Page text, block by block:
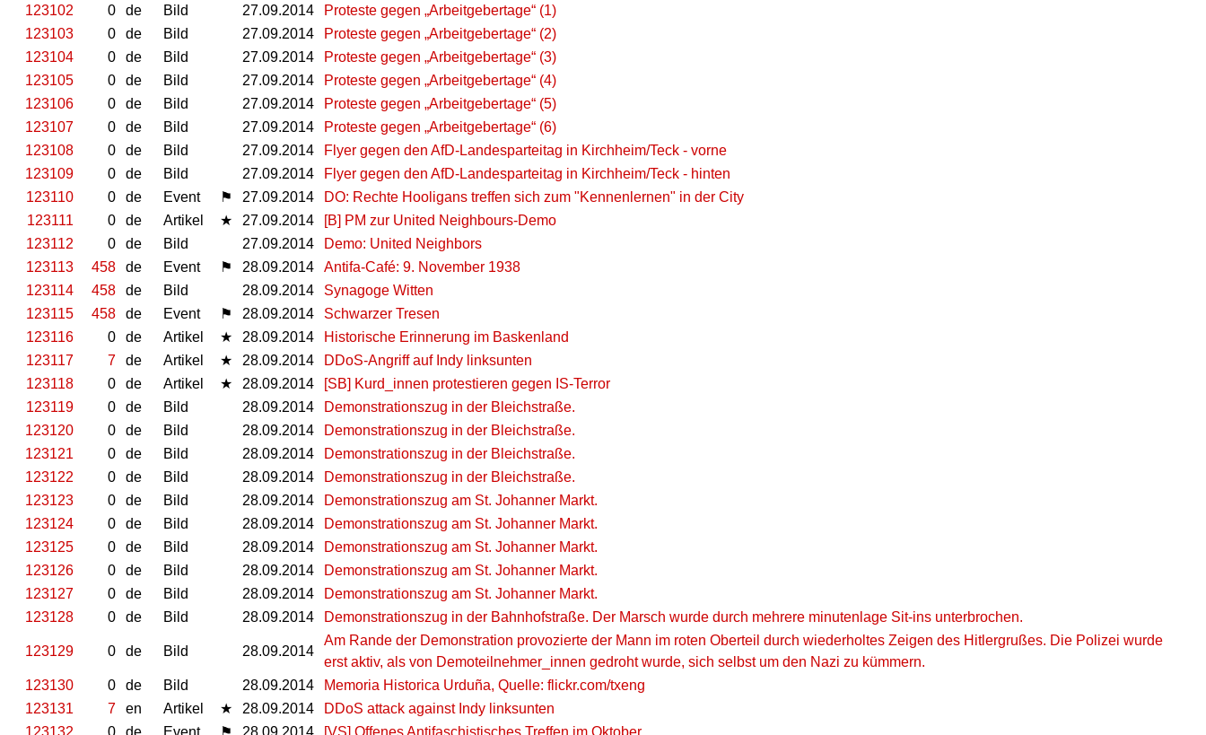
123102
0 de Bild 27.09.2014
Proteste gegen „Arbeitgebertage“ (1)
123103
0 de Bild 27.09.2014
Proteste gegen „Arbeitgebertage“ (2)
123104
0 de Bild 27.09.2014
Proteste gegen „Arbeitgebertage“ (3)
123105
0 de Bild 27.09.2014
Proteste gegen „Arbeitgebertage“ (4)
123106
0 de Bild 27.09.2014
Proteste gegen „Arbeitgebertage“ (5)
123107
0 de Bild 27.09.2014
Proteste gegen „Arbeitgebertage“ (6)
123108
0 de Bild 27.09.2014
Flyer gegen den AfD-Landesparteitag in Kirchheim/Teck - vorne
123109
0 de Bild 27.09.2014
Flyer gegen den AfD-Landesparteitag in Kirchheim/Teck - hinten
123110
0 de Event ⚑ 27.09.2014
DO: Rechte Hooligans treffen sich zum "Kennenlernen" in der City
123111
0 de Artikel ★ 27.09.2014
[B] PM zur United Neighbours-Demo
123112
0 de Bild 27.09.2014
Demo: United Neighbors
123113
458 de Event ⚑ 28.09.2014
Antifa-Café: 9. November 1938
123114
458 de Bild 28.09.2014
Synagoge Witten
123115
458 de Event ⚑ 28.09.2014
Schwarzer Tresen
123116
0 de Artikel ★ 28.09.2014
Historische Erinnerung im Baskenland
123117
7 de Artikel ★ 28.09.2014
DDoS-Angriff auf Indy linksunten
123118
0 de Artikel ★ 28.09.2014
[SB] Kurd_innen protestieren gegen IS-Terror
123119
0 de Bild 28.09.2014
Demonstrationszug in der Bleichstraße.
123120
0 de Bild 28.09.2014
Demonstrationszug in der Bleichstraße.
123121
0 de Bild 28.09.2014
Demonstrationszug in der Bleichstraße.
123122
0 de Bild 28.09.2014
Demonstrationszug in der Bleichstraße.
123123
0 de Bild 28.09.2014
Demonstrationszug am St. Johanner Markt.
123124
0 de Bild 28.09.2014
Demonstrationszug am St. Johanner Markt.
123125
0 de Bild 28.09.2014
Demonstrationszug am St. Johanner Markt.
123126
0 de Bild 28.09.2014
Demonstrationszug am St. Johanner Markt.
123127
0 de Bild 28.09.2014
Demonstrationszug am St. Johanner Markt.
123128
0 de Bild 28.09.2014 Demonstrationszug in der Bahnhofstraße. Der Marsch wurde durch mehrere minutenlage Sit-ins unterbrochen.
123129 0 de Bild 28.09.2014
Am Rande der Demonstration provozierte der Mann im roten Oberteil durch wiederholtes Zeigen des Hitlergrußes. Die Polizei wurde
erst aktiv, als von Demoteilnehmer_innen gedroht wurde, sich selbst um den Nazi zu kümmern.
123130
0 de Bild 28.09.2014
Memoria Historica Urduña, Quelle: flickr.com/txeng
123131
7 en Artikel ★ 28.09.2014
DDoS attack against Indy linksunten
123132
0 de Event ⚑ 28.09.2014 [VS] Offenes Antifaschistisches Treffen im Oktober